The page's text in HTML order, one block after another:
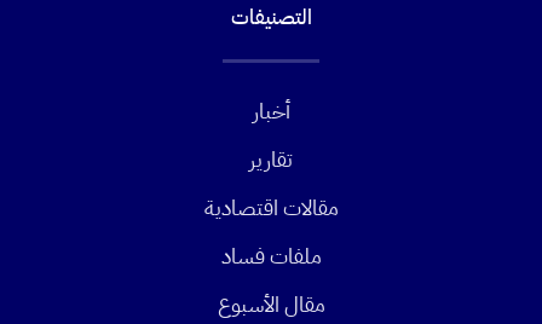
التصنيفات
أخبار
تقارير
مقالات اقتصادية
ملفات فساد
مقال الأسبوع